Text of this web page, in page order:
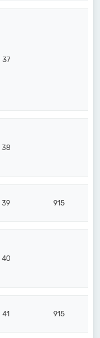
37
38
39 915
40
41 915